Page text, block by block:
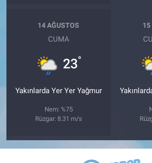
14 AĞUSTOS
CUMA
23°
Yakınlarda Yer Yer Yağmur
Nem: %75
Rüzgar: 8.31 m/s
15